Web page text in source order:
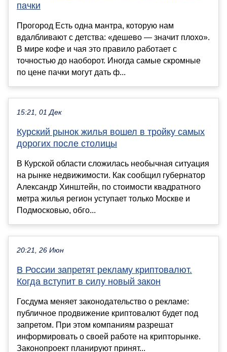
пачки
Прогород Есть одна мантра, которую нам
вдалбливают с детства: «дешево — значит плохо».
В мире кофе и чая это правило работает с
точностью до наоборот. Иногда самые скромные
по цене пачки могут дать ф...
15:21, 01 Дек
Курский рынок жилья вошел в тройку самых
дорогих после столицы
В Курской области сложилась необычная ситуация
на рынке недвижимости. Как сообщил губернатор
Александр Хинштейн, по стоимости квадратного
метра жилья регион уступает только Москве и
Подмосковью, обго...
20:21, 26 Июн
В России запретят рекламу криптовалют.
Когда вступит в силу новый закон
Госдума меняет законодательство о рекламе:
публичное продвижение криптовалют будет под
запретом. При этом компаниям разрешат
информировать о своей работе на крипторынке.
Законопроект планируют принят...